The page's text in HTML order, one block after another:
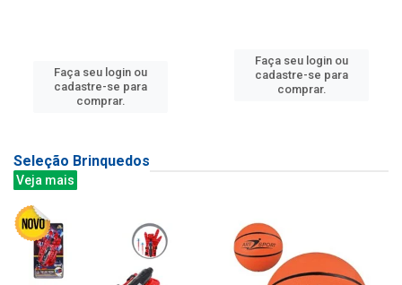
Faça seu login ou
cadastre-se para
comprar.
Faça seu login ou
cadastre-se para
comprar.
Seleção Brinquedos
Veja mais